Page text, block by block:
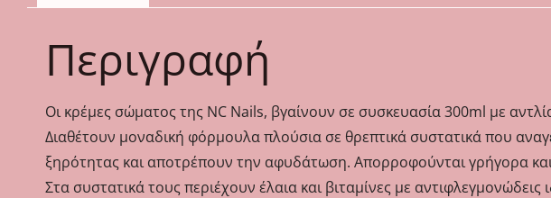
Περιγραφή
Οι κρέμες σώματος της NC Nails, βγαίνουν σε συσκευασία 300ml με
Διαθέτουν μοναδική φόρμουλα πλούσια σε θρεπτικά συστατικά που
ξηρότητας και αποτρέπουν την αφυδάτωση. Απορροφούνται γρήγορα
Στα συστατικά τους περιέχουν έλαια και βιταμίνες με